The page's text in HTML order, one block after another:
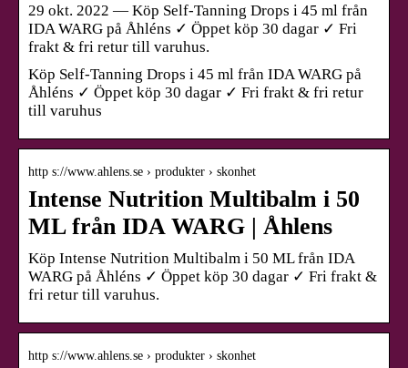
29 okt. 2022 — Köp Self-Tanning Drops i 45 ml från
IDA WARG på Åhléns ✓ Öppet köp 30 dagar ✓ Fri
frakt & fri retur till varuhus.
Köp Self-Tanning Drops i 45 ml från IDA WARG på
Åhléns ✓ Öppet köp 30 dagar ✓ Fri frakt & fri retur
till varuhus
http s://www.ahlens.se › produkter › skonhet
Intense Nutrition Multibalm i 50
ML från IDA WARG | Åhlens
Köp Intense Nutrition Multibalm i 50 ML från IDA
WARG på Åhléns ✓ Öppet köp 30 dagar ✓ Fri frakt &
fri retur till varuhus.
http s://www.ahlens.se › produkter › skonhet